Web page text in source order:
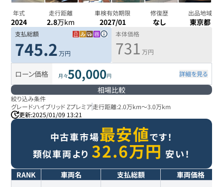
年式
2024
走行距離
2.8万km
車検有効期限
2027/01
修復歴
なし
出品地域
東京都
支払総額
745.2 万円
本体価格
731 万円
ローン価格 月々50,000円 詳細を見る
相場比較
絞り込み条件
グレード:ハイブリッド Zプレミア走行距離:2.0万km～3.0万km
更新:2025/01/09 13:21
中古車市場最安値です！
類似車両より 32.6万円 安い！
RANK 車両名 支払総額 車両価格